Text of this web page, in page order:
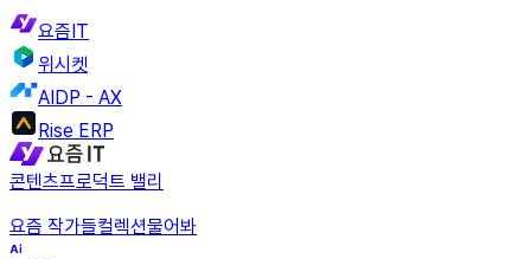
요즘IT
위시켓
AIDP - AX
Rise ERP
콘텐츠프로덕트 밸리
요즘 작가들컬렉션물어봐